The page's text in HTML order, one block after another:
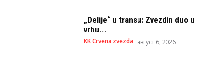
„Delije“ u transu: Zvezdin duo u
vrhu...
KK Crvena zvezda август 6, 2026